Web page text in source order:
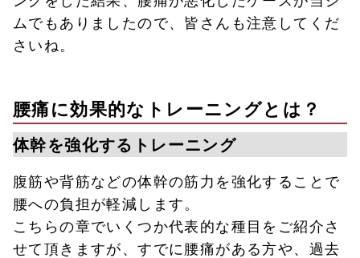
ムでもありましたので、皆さんも注意してくだ
さいね。
腰痛に効果的なトレーニングとは？
体幹を強化するトレーニング
腹筋や背筋などの体幹の筋力を強化することで
腰への負担が軽減します。
こちらの章でいくつか代表的な種目をご紹介さ
せて頂きますが、すでに腰痛がある方や、過去